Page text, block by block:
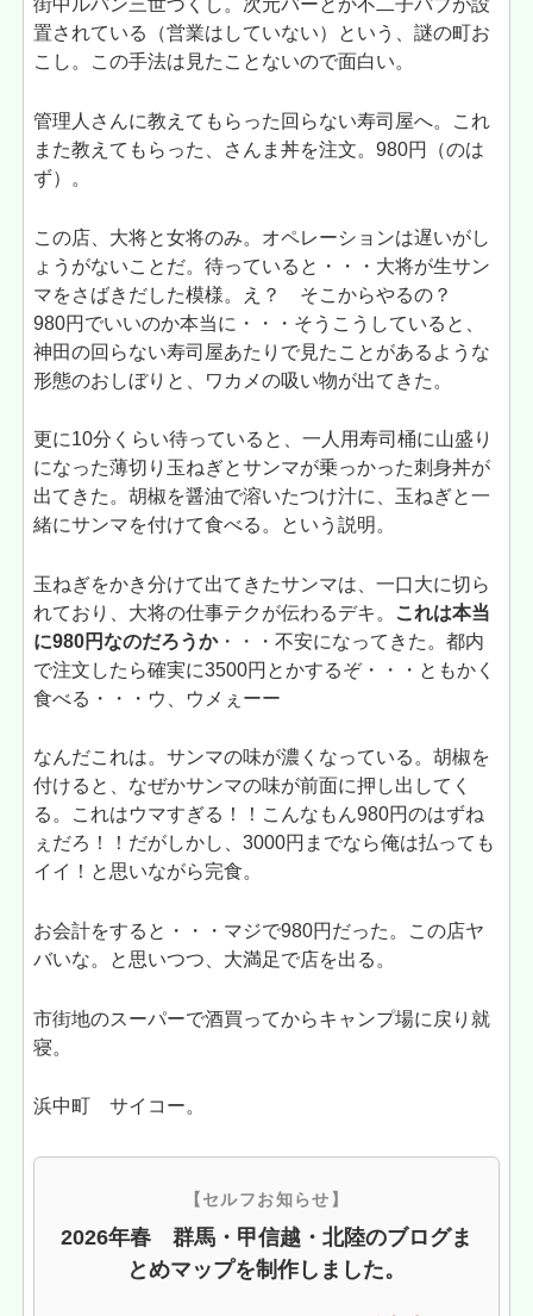
街中ルパン三世づくし。次元バーとか不二子パブが設
置されている（営業はしていない）という、謎の町お
こし。この手法は見たことないので面白い。
管理人さんに教えてもらった回らない寿司屋へ。これ
また教えてもらった、さんま丼を注文。980円（のは
ず）。
この店、大将と女将のみ。オペレーションは遅いがし
ょうがないことだ。待っていると・・・大将が生サン
マをさばきだした模様。え？ そこからやるの？
980円でいいのか本当に・・・そうこうしていると、
神田の回らない寿司屋あたりで見たことがあるような
形態のおしぼりと、ワカメの吸い物が出てきた。
更に10分くらい待っていると、一人用寿司桶に山盛り
になった薄切り玉ねぎとサンマが乗っかった刺身丼が
出てきた。胡椒を醤油で溶いたつけ汁に、玉ねぎと一
緒にサンマを付けて食べる。という説明。
玉ねぎをかき分けて出てきたサンマは、一口大に切ら
れており、大将の仕事テクが伝わるデキ。
これは本当
に980円なのだろうか・・・不安になってきた。都内
で注文したら確実に3500円とかするぞ・・・ともかく
食べる・・・ウ、ウメぇーー
なんだこれは。サンマの味が濃くなっている。胡椒を
付けると、なぜかサンマの味が前面に押し出してく
る。これはウマすぎる！！こんなもん980円のはずね
ぇだろ！！だがしかし、3000円までなら俺は払っても
イイ！と思いながら完食。
お会計をすると・・・マジで980円だった。この店ヤ
バいな。と思いつつ、大満足で店を出る。
市街地のスーパーで酒買ってからキャンプ場に戻り就
寝。
浜中町 サイコー。
【セルフお知らせ】
2026年春 群馬・甲信越・北陸のブログま
とめマップを制作しました。